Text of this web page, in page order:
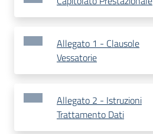
Allegato 1 - Clausole
Vessatorie
Allegato 2 - Istruzioni
Trattamento Dati